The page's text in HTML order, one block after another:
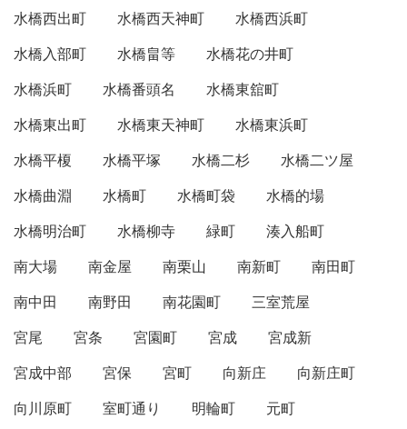
水橋西出町
水橋西天神町
水橋西浜町
水橋入部町
水橋畠等
水橋花の井町
水橋浜町
水橋番頭名
水橋東舘町
水橋東出町
水橋東天神町
水橋東浜町
水橋平榎
水橋平塚 水橋二杉
水橋二ツ屋
水橋曲淵
水橋町 水橋町袋
水橋的場
水橋明治町
水橋柳寺 緑町
湊入船町
南大場
南金屋 南栗山 南新町
南田町
南中田
南野田 南花園町
三室荒屋
宮尾
宮条 宮園町 宮成
宮成新
宮成中部
宮保 宮町 向新庄
向新庄町
向川原町
室町通り 明輪町 元町